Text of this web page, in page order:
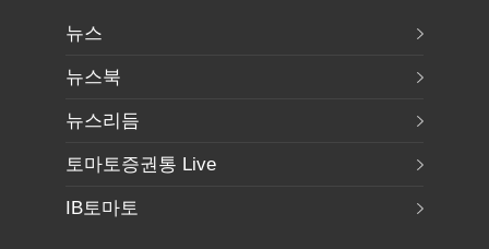
뉴스
뉴스북
뉴스리듬
토마토증권통 Live
IB토마토